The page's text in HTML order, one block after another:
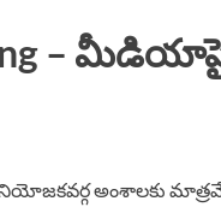
– మీడియాపై
అంశాలకు